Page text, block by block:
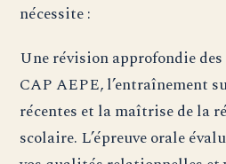
nécessite :
Une révision approfondie
CAP AEPE, l’entraînement
récentes et la maîtrise de la
scolaire. L’épreuve orale